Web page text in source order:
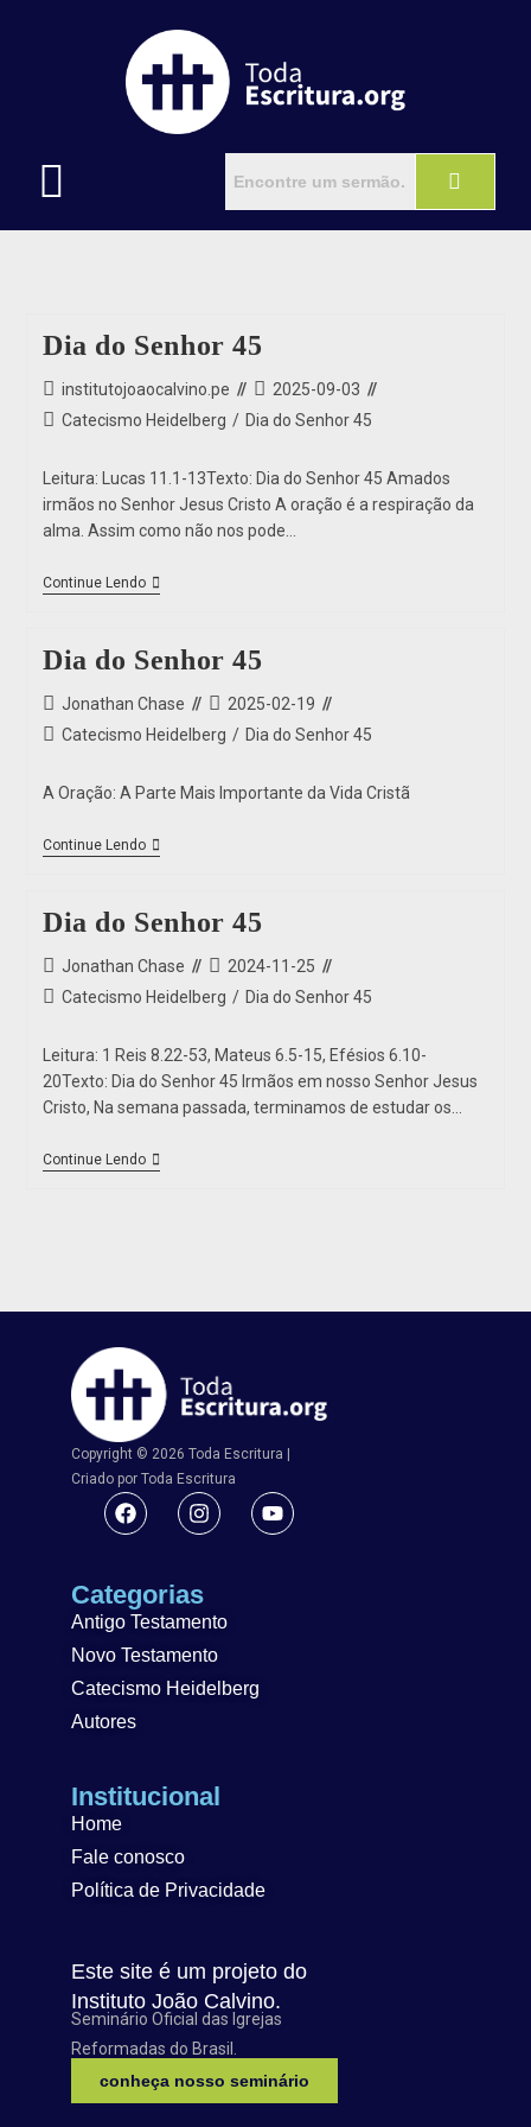
Dia do Senhor 45
institutojoaocalvino.pe
2025-09-03
Catecismo Heidelberg / Dia do Senhor 45
Leitura: Lucas 11.1-13Texto: Dia do Senhor 45 Amados
irmãos no Senhor Jesus Cristo A oração é a respiração da
alma. Assim como não nos pode…
Continue Lendo
Dia do Senhor 45
Jonathan Chase
2025-02-19
Catecismo Heidelberg / Dia do Senhor 45
A Oração: A Parte Mais Importante da Vida Cristã
Continue Lendo
Dia do Senhor 45
Jonathan Chase
2024-11-25
Catecismo Heidelberg / Dia do Senhor 45
Leitura: 1 Reis 8.22-53, Mateus 6.5-15, Efésios 6.10-
20Texto: Dia do Senhor 45 Irmãos em nosso Senhor Jesus
Cristo, Na semana passada, terminamos de estudar os…
Continue Lendo
Copyright © 2026 Toda Escritura |
Criado por Toda Escritura
Categorias
Antigo Testamento
Novo Testamento
Catecismo Heidelberg
Autores
Institucional
Home
Fale conosco
Política de Privacidade
Este site é um projeto do
Instituto João Calvino.
Seminário Oficial das Igrejas
Reformadas do Brasil.
conheça nosso seminário